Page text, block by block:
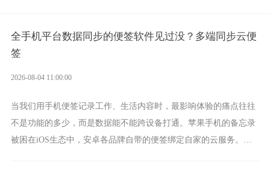
全手机平台数据同步的便签软件见过没？多端同步云便
签
2026-08-04 11:00:00
当我们用手机便签记录工作、生活内容时，最影响体验的痛点往往
不是功能的多少，而是数据能不能跨设备打通。苹果手机的备忘录
被困在iOS生态中，安卓各品牌自带的便签绑定自家的云服务。而